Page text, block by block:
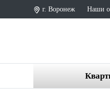
г. Воронеж Наши